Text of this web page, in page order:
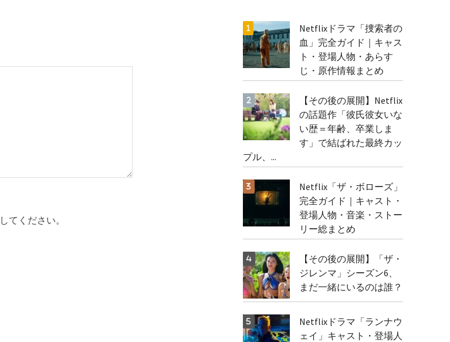
てください。
Netflixドラマ「捜索者の
血」完全ガイド｜キャス
ト・登場人物・あらす
じ・原作情報まとめ
【その後の展開】Netflix
の話題作「彼氏彼女いな
い歴＝年齢、卒業しま
す」で結ばれた最終カッ
プル、...
Netflix「ザ・ボローズ」
完全ガイド｜キャスト・
登場人物・音楽・ストー
リー総まとめ
【その後の展開】「ザ・
ジレンマ」シーズン6、
まだ一緒にいるのは誰？
Netflixドラマ「ランナウ
ェイ」キャスト・登場人